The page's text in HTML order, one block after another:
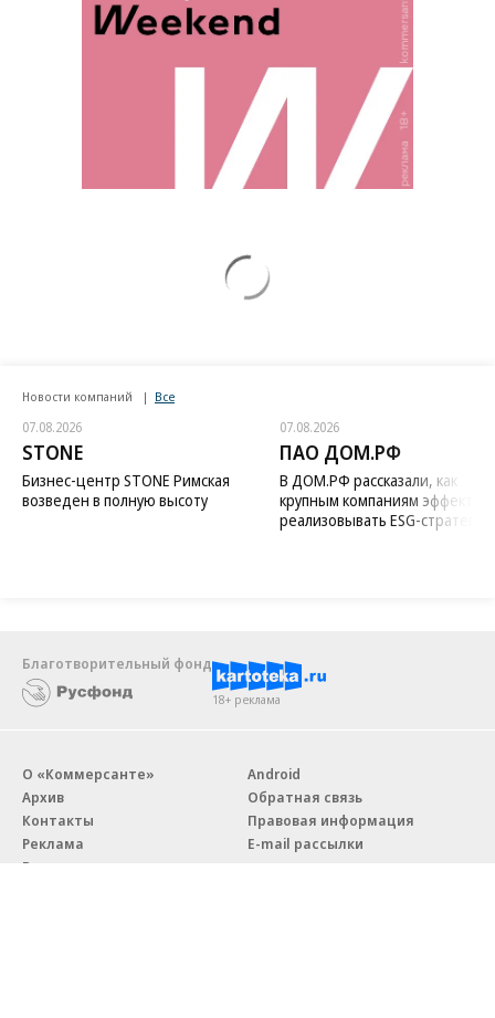
Новости компаний Все
07.08.2026
STONE
Бизнес-центр STONE Римская
возведен в полную высоту
07.08.2026
ПАО ДОМ.РФ
В ДОМ.РФ рассказали, как
крупным компаниям
реализовывать ESG-стратегию
Благотворительный фонд
18+ реклама
О «Коммерсанте»
Архив
Контакты
Реклама
Вакансии
Android
Обратная связь
Правовая информация
E-mail рассылки